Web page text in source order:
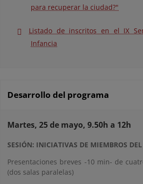
para recuperar la ciudad?"
Listado de inscritos en el IX
Infancia
Desarrollo del programa
Martes, 25 de mayo, 9.50h a 12h
SESIÓN: INICIATIVAS DE MIEMBROS
Presentaciones breves -10 min- de
(dos salas paralelas)